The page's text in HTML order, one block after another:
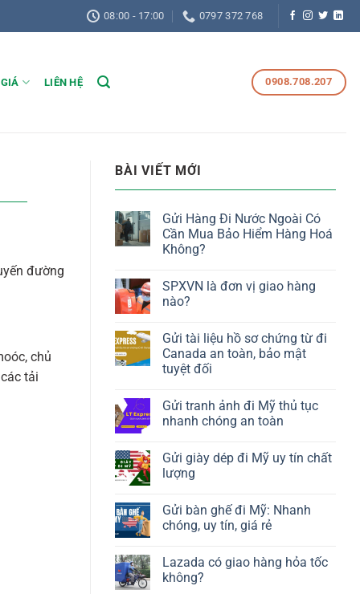
08:00 - 17:00 0797 372 768
LIÊN HỆ 0908.708.207
đường
chủ
tải
BÀI VIẾT MỚI
Gửi Hàng Đi Nước Ngoài Có
Cần Mua Bảo Hiểm Hàng Hoá
Không?
SPXVN là đơn vị giao hàng
nào?
Gửi tài liệu hồ sơ chứng từ đi
Canada an toàn, bảo mật
tuyệt đối
Gửi tranh ảnh đi Mỹ thủ tục
nhanh chóng an toàn
Gửi giày dép đi Mỹ uy tín chất
lượng
Gửi bàn ghế đi Mỹ: Nhanh
chóng, uy tín, giá rẻ
Lazada có giao hàng hỏa tốc
không?